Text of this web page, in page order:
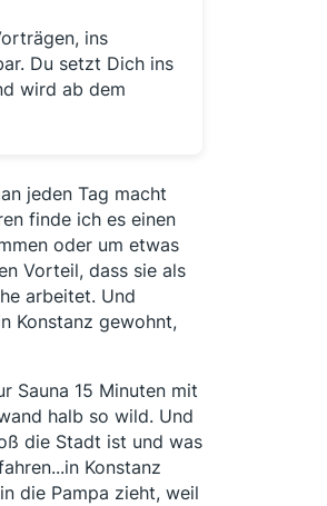
ins
Du setzt Dich ins
wird ab dem
jeden Tag macht
finde ich es einen
oder um etwas
Vorteil, dass sie als
arbeitet. Und
Konstanz gewohnt,
Sauna 15 Minuten mit
halb so wild. Und
die Stadt ist und was
Konstanz
die Pampa zieht, weil